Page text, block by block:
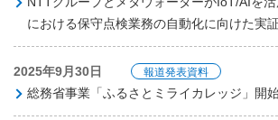
における保守点検業務の自動化に向けた実
2025年9月30日 報道発表資料
総務省事業「ふるさとミライカレッジ」開